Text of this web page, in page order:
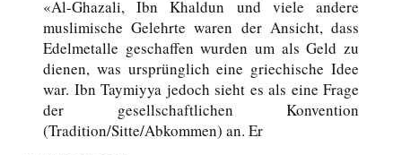
«Al-Ghazali, Ibn Khaldun und viele andere
muslimische Gelehrte waren der Ansicht, dass
Edelmetalle geschaffen wurden um als Geld zu
dienen, was ursprünglich eine griechische Idee
war. Ibn Taymiyya jedoch sieht es als eine Frage
der gesellschaftlichen Konvention
(Tradition/Sitte/Abkommen) an. Er